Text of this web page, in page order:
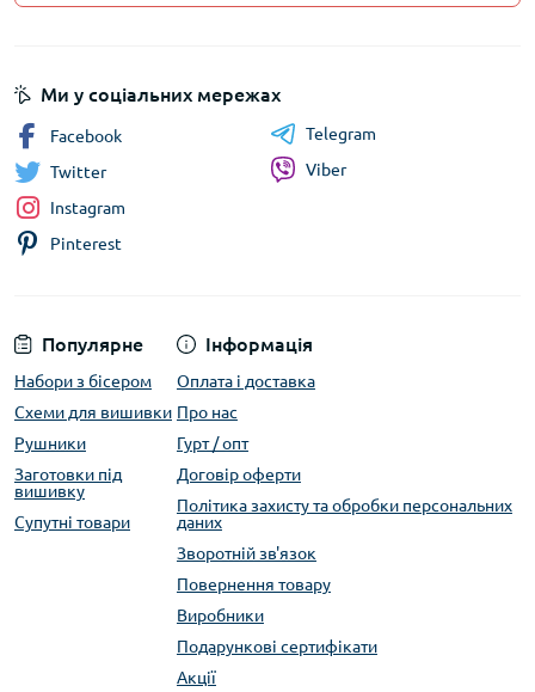
Популярне
Набори з бісером
Схеми для вишивки
Рушники
Заготовки під
вишивку
Супутні товари
Інформація
Оплата і доставка
Про нас
Гурт / опт
Договір оферти
Політика захисту та обробки персональних
даних
Зворотній зв'язок
Повернення товару
Виробники
Подарункові сертифікати
Акції
Ми у соціальних мережах
Facebook
Twitter
Instagram
Pinterest
Telegram
Viber